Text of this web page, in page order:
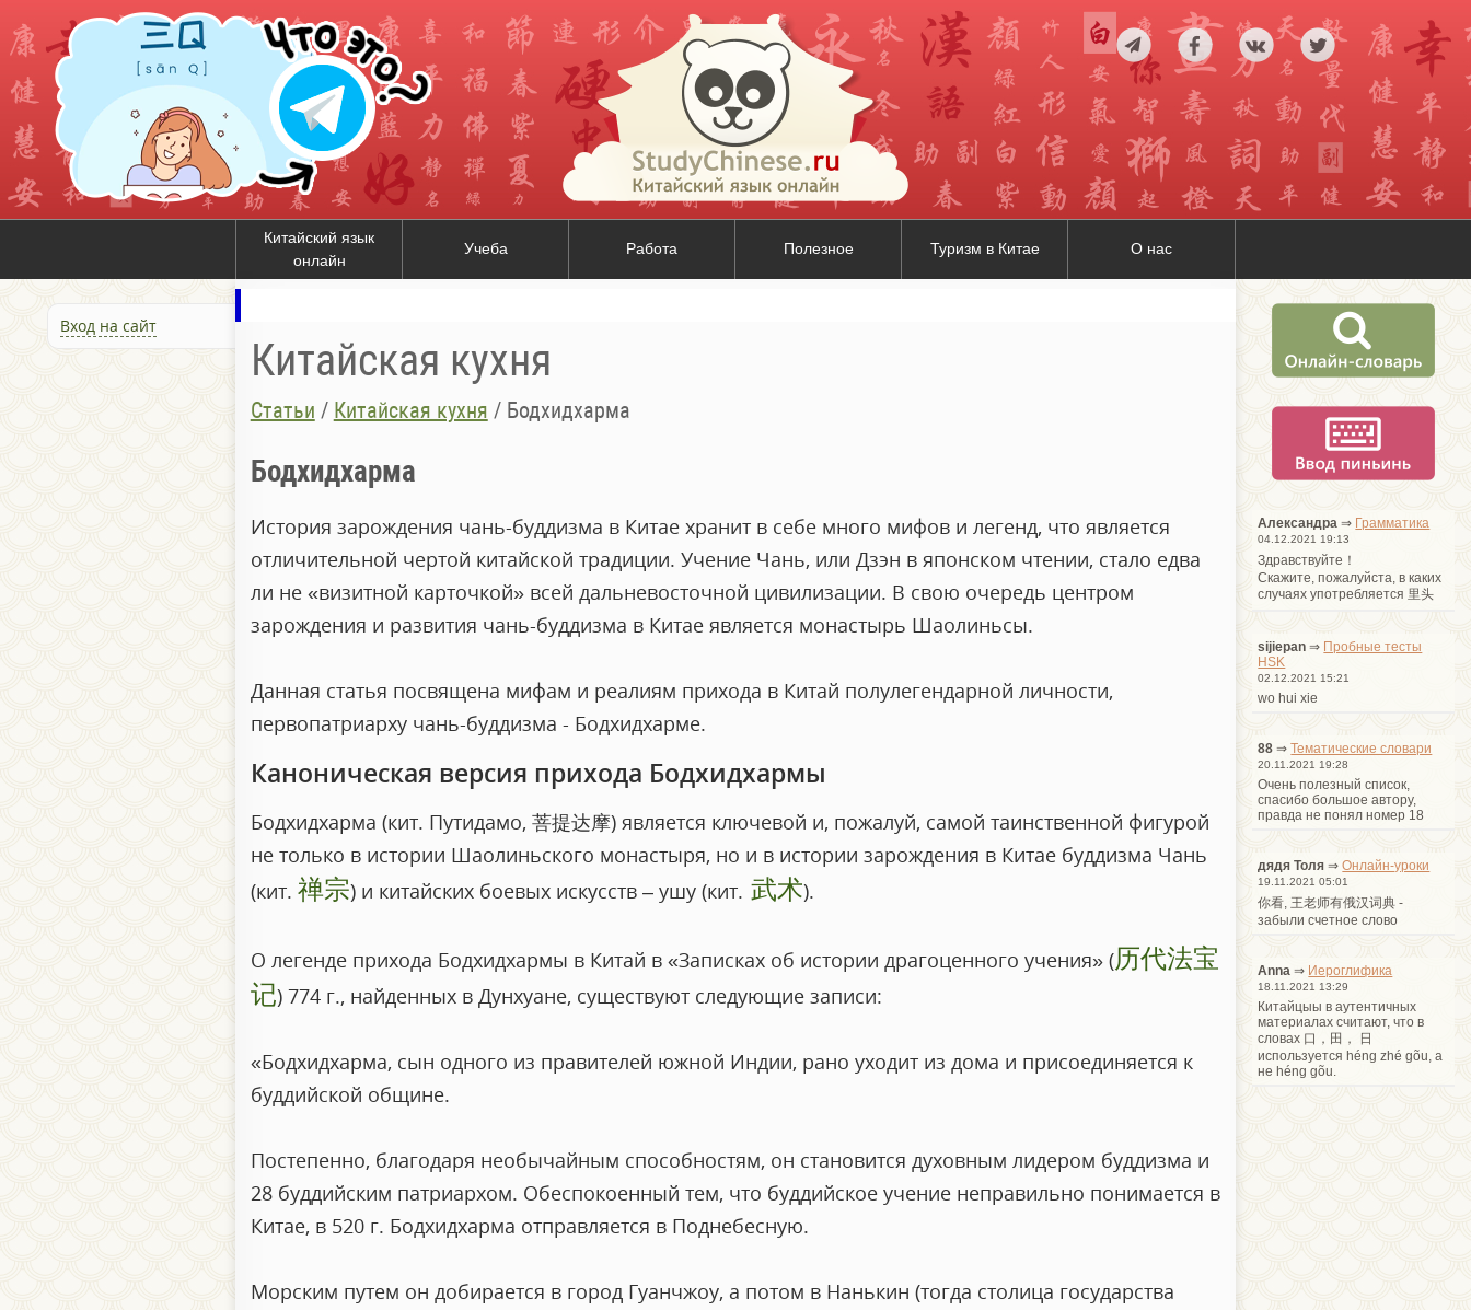
Китайский язык
онлайн
Учеба Работа Полезное Туризм в Китае О нас
Вход на сайт
Китайская кухня
Статьи / Китайская кухня / Бодхидхарма
Бодхидхарма
История зарождения чань-буддизма в Китае хранит в себе много мифов и легенд, что является
отличительной чертой китайской традиции. Учение Чань, или Дзэн в японском чтении, стало едва
ли не «визитной карточкой» всей дальневосточной цивилизации. В свою очередь центром
зарождения и развития чань-буддизма в Китае является монастырь Шаолиньсы.
Данная статья посвящена мифам и реалиям прихода в Китай полулегендарной личности,
первопатриарху чань-буддизма - Бодхидхарме.
Каноническая версия прихода Бодхидхармы
Бодхидхарма (кит. Путидамо, 菩提达摩) является ключевой и, пожалуй, самой таинственной фигурой
не только в истории Шаолиньского монастыря, но и в истории зарождения в Китае буддизма Чань
(кит. 禅宗) и китайских боевых искусств – ушу (кит. 武术).
О легенде прихода Бодхидхармы в Китай в «Записках об истории драгоценного учения» (历代法宝
记) 774 г., найденных в Дунхуане, существуют следующие записи:
«Бодхидхарма, сын одного из правителей южной Индии, рано уходит из дома и присоединяется к
буддийской общине.
Постепенно, благодаря необычайным способностям, он становится духовным лидером буддизма и
28 буддийским патриархом. Обеспокоенный тем, что буддийское учение неправильно понимается в
Китае, в 520 г. Бодхидхарма отправляется в Поднебесную.
Морским путем он добирается в город Гуанчжоу, а потом в Нанькин (тогда столица государства
Александра ⇒ Грамматика
04.12.2021 19:13
Здравствуйте！
Cкажите, пожалуйста, в каких
случаях употребляется 里头
sijiepan ⇒ Пробные тесты
HSK
02.12.2021 15:21
wo hui xie
88 ⇒Тематические словари
20.11.2021 19:28
Очень полезный список,
спасибо большое автору,
правда не понял номер 18
дядя Толя ⇒Онлайн-уроки
19.11.2021 05:01
你看, 王老师有俄汉词典 -
забыли счетное слово
Anna ⇒ Иероглифика
18.11.2021 13:29
Китайцыы в аутентичных
материалах считают, что в
словах 口，田， 日
используется héng zhé gõu, а
не héng gõu.